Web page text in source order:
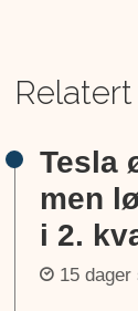
Tesla
men
i 2.
15 dager